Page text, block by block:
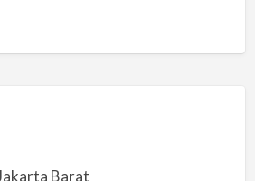
Barat